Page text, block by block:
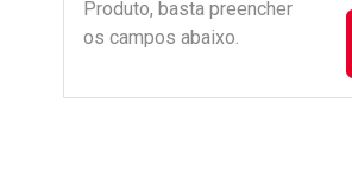
Produto, basta preencher
os campos abaixo.